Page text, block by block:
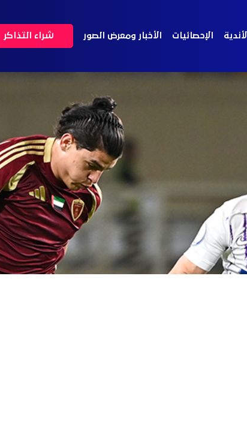
الأندية الإحصائيات الأخبار ومعرض الصور شراء التذاكر